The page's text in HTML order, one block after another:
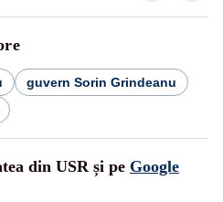
guvern Sorin Grindeanu
din USR și pe Google